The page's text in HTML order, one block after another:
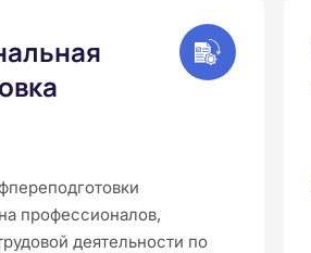
профессионалов,
деятельности по